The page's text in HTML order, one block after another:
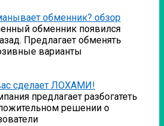
обменник? обзор
обменник появился
Предлагает обменять
варианты
сделает ЛОХАМИ!
предлагает разбогатеть
решении о